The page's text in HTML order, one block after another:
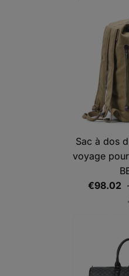
Sac à dos
voyage
€98.02